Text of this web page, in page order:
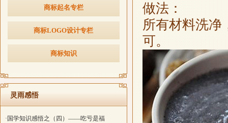
商标起名专栏
商标LOGO设计专栏
商标知识
灵雨感悟
·国学知识感悟之（四）——吃亏是福
做法：
所有材料洗净
可。